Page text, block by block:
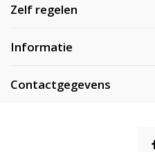
Zelf regelen
Informatie
Contactgegevens